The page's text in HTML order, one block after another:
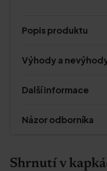
Popis produktu
Výhody a
Další informace
Názor odborníka
Shrnutí v